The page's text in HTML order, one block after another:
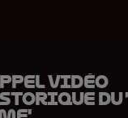
vidéo
du